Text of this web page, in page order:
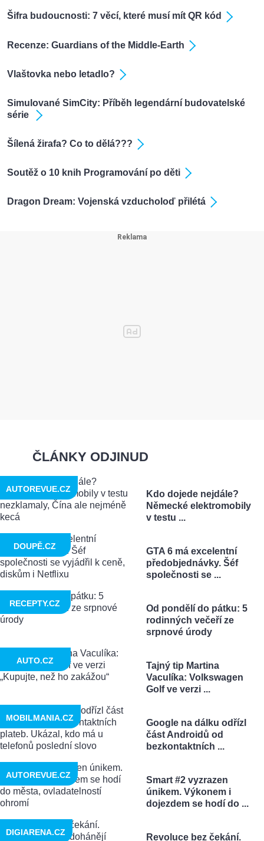
Šifra budoucnosti: 7 věcí, které musí mít QR kód
Recenze: Guardians of the Middle-Earth
Vlaštovka nebo letadlo?
Simulované SimCity: Příběh legendární budovatelské
série
Šílená žirafa? Co to dělá???
Soutěž o 10 knih Programování po děti
Dragon Dream: Vojenská vzducholoď přilétá
ČLÁNKY ODJINUD
Kdo dojede nejdále?
Německé elektromobily
v testu ...
AUTOREVUE.CZ
GTA 6 má excelentní
předobjednávky. Šéf
společnosti se ...
DOUPĚ.CZ
Od pondělí do pátku: 5
rodinných večeří ze
srpnové úrody
RECEPTY.CZ
Tajný tip Martina
Vaculíka: Volkswagen
Golf ve verzi ...
AUTO.CZ
Google na dálku odřízl
část Androidů od
bezkontaktních ...
MOBILMANIA.CZ
Smart #2 vyzrazen
únikem. Výkonem i
dojezdem se hodí do ...
AUTOREVUE.CZ
Revoluce bez čekání.
DIGIARENA.CZ